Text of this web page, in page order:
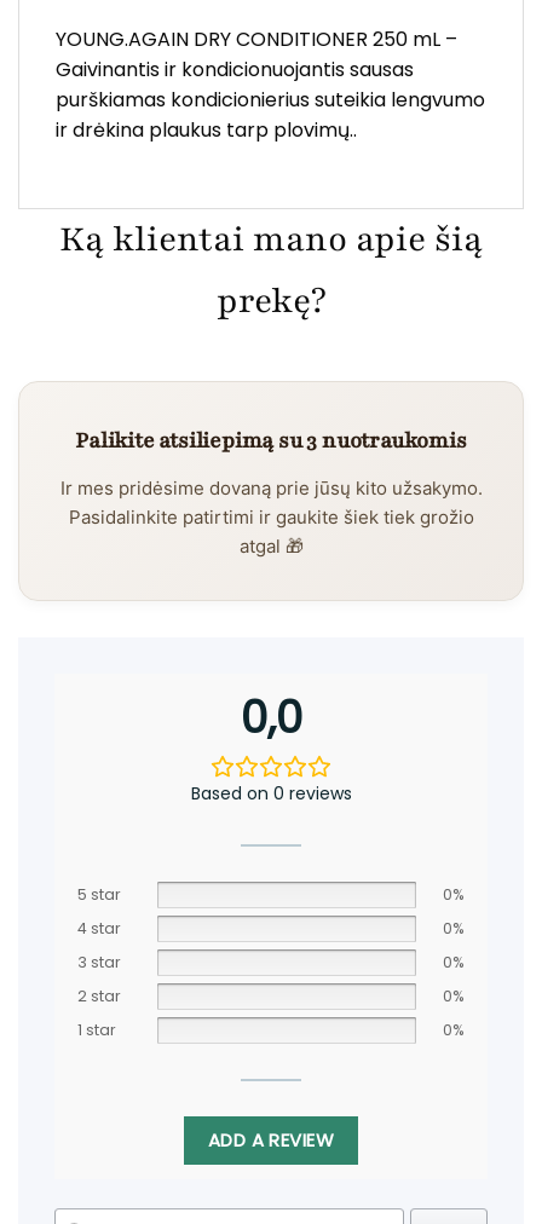
YOUNG.AGAIN DRY CONDITIONER 250 mL –
Gaivinantis ir kondicionuojantis sausas
purškiamas kondicionierius suteikia lengvumo
ir drėkina plaukus tarp plovimų..
Ką klientai mano apie šią
prekę?
Palikite atsiliepimą su 3 nuotraukomis
Ir mes pridėsime dovaną prie jūsų kito užsakymo.
Pasidalinkite patirtimi ir gaukite šiek tiek grožio
atgal 🎁
0,0
Based on 0 reviews
5 star
0%
4 star
0%
3 star
0%
2 star
0%
1 star
0%
ADD A REVIEW